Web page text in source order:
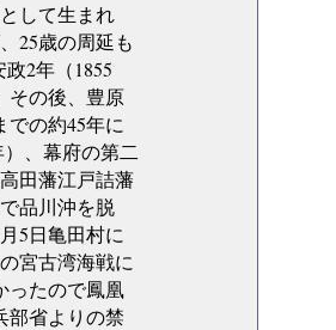
して生まれ
25歳の周延も
2年（1855
その後、豊原
の約45年に
、幕府の第二
田藩江戸詰藩
品川沖を脱
5日亀田村に
宮古湾海戦に
ったので鳳凰
部省よりの禁